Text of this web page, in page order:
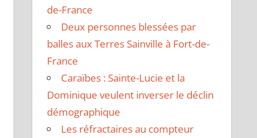
de-France
Deux personnes blessées par
balles aux Terres Sainville à Fort-de-
France
Caraïbes : Sainte-Lucie et la
Dominique veulent inverser le déclin
démographique
Les réfractaires au compteur